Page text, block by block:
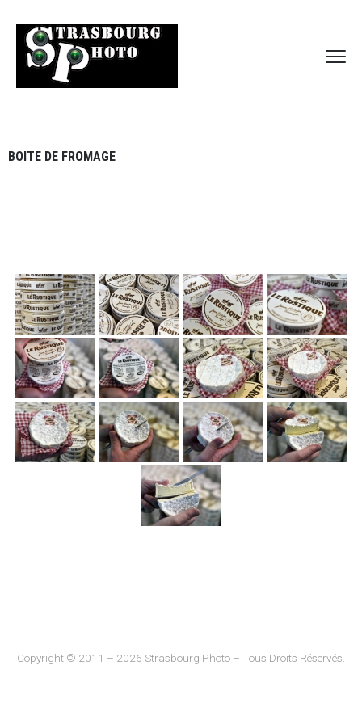
BOITE DE FROMAGE
Copyright © 2011 – 2026 Strasbourg Photo – Tous Droits Réservés.